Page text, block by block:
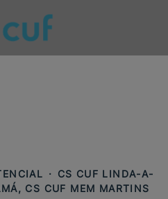
· CS CUF LINDA-A-
CS CUF MEM MARTINS